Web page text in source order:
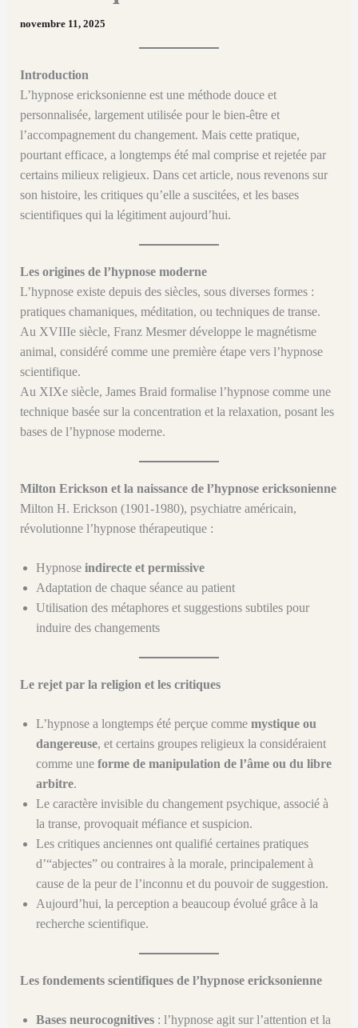
novembre 11, 2025
Introduction
L’hypnose ericksonienne est une méthode douce et
personnalisée, largement utilisée pour le bien-être et
l’accompagnement du changement. Mais cette pratique,
pourtant efficace, a longtemps été mal comprise et rejetée par
certains milieux religieux. Dans cet article, nous revenons sur
son histoire, les critiques qu’elle a suscitées, et les bases
scientifiques qui la légitiment aujourd’hui.
Les origines de l’hypnose moderne
L’hypnose existe depuis des siècles, sous diverses formes :
pratiques chamaniques, méditation, ou techniques de transe.
Au XVIIIe siècle, Franz Mesmer développe le magnétisme
animal, considéré comme une première étape vers l’hypnose
scientifique.
Au XIXe siècle, James Braid formalise l’hypnose comme une
technique basée sur la concentration et la relaxation, posant les
bases de l’hypnose moderne.
Milton Erickson et la naissance de l’hypnose ericksonienne
Milton H. Erickson (1901-1980), psychiatre américain,
révolutionne l’hypnose thérapeutique :
Hypnose indirecte et permissive
Adaptation de chaque séance au patient
Utilisation des métaphores et suggestions subtiles pour
induire des changements
Le rejet par la religion et les critiques
L’hypnose a longtemps été perçue comme mystique ou
dangereuse, et certains groupes religieux la considéraient
comme une forme de manipulation de l’âme ou du libre
arbitre.
Le caractère invisible du changement psychique, associé à
la transe, provoquait méfiance et suspicion.
Les critiques anciennes ont qualifié certaines pratiques
d’“abjectes” ou contraires à la morale, principalement à
cause de la peur de l’inconnu et du pouvoir de suggestion.
Aujourd’hui, la perception a beaucoup évolué grâce à la
recherche scientifique.
Les fondements scientifiques de l’hypnose ericksonienne
Bases neurocognitives: l’hypnose agit sur l’attention et la